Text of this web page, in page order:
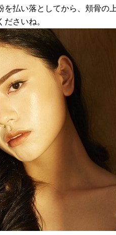
払い落としてから、頬骨
さいね。